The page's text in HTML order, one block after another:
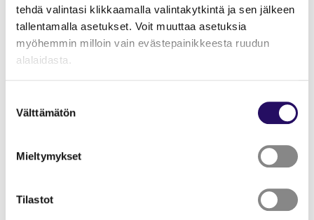
tehdä valintasi klikkaamalla valintakytkintä ja sen jälkeen
tallentamalla asetukset. Voit muuttaa asetuksia
myöhemmin milloin vain evästepainikkeesta ruudun
alalaidasta.
Lue lisää sivustostamme ja evästeistä
valinta
Välttämätön
Mieltymykset
Tilastot
Suomalaisen a cappella -musiikin kruununjalokivi,
Lauluyhtye Rajaton, suuntaa jälleen odotetulle
joulukiertueelleen. Kymmenille tuhansille suomalaisille jo
perinteeksi muodostuneet Rajattoman joulukonsertit
Konserteissa kuullaan monipuolinen kattaus yleisön
rakastamia joulun klassikoita sekä aina jotain uutta.
Rajaton tunnetaan taidokkaista sovituksistaan,
musiikillisesta taituruudestaan. Yhtye esiintyy